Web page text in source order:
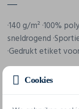
·140 g/m² ·100%
sneldrogend
·Gedrukt etiket
Cookies